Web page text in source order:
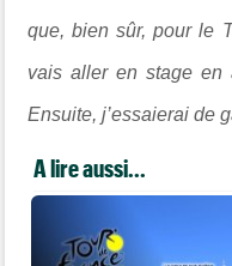
que, bien sûr, pour le
vais aller en stage en
Ensuite, j’essaierai de
A lire aussi...